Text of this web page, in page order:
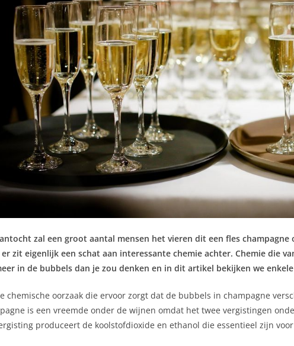
zal een groot aantal mensen het vieren dit een fles
zit eigenlijk een schat aan interessante chemie achter. Chemie die
in de bubbels dan je zou denken en in dit artikel bekijken we
chemische oorzaak die ervoor zorgt dat de bubbels in champagne
is een vreemde onder de wijnen omdat het twee vergistingen
produceert de koolstofdioxide en ethanol die essentieel zijn